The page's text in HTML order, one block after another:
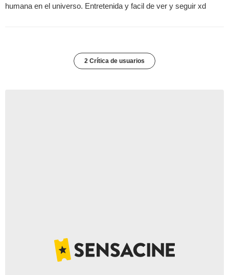
humana en el universo. Entretenida y facil de ver y seguir xd
2 Crítica de usuarios